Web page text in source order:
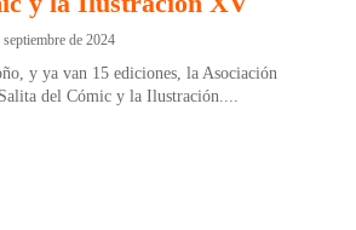
septiembre de 2024
y ya van 15 ediciones, la Asociación
del Cómic y la Ilustración....